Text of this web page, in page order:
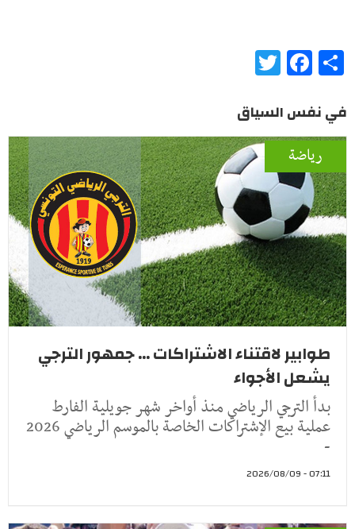
Share
Facebook
في نفس السياق
رياضة
طوابير لاقتناء الاشتراكات ... جمهور الترجي
يشعل الأجواء
بدأ الترجي الرياضي منذ أواخر شهر جويلية الفارط
عملية بيع الإشتراكات الخاصة بالموسم الرياضي 2026
-
07:11 - 2026/08/09